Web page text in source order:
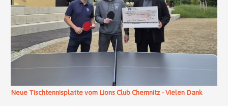
Neue Tischtennisplatte vom Lions Club Chemnitz - Vielen Dank